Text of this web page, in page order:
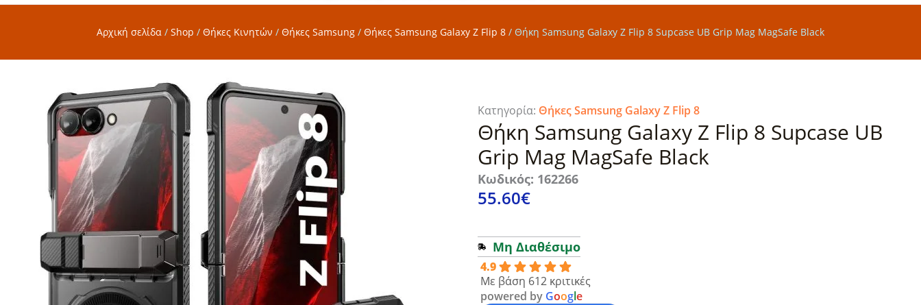
Αρχική σελίδα / Shop / Θήκες Κινητών / Θήκες Samsung / Θήκες Samsung Galaxy Z Flip 8 / Θήκη Samsung Galaxy Z Flip 8 Supcase UB Grip Mag MagSafe Black
Κατηγορία: Θήκες Samsung Galaxy Z Flip 8
Θήκη Samsung Galaxy Z Flip 8 Supcase UB
Grip Mag MagSafe Black
Κωδικός: 162266
55.60€
Μη Διαθέσιμο
4.9
Με βάση 612 κριτικές
powered by Google